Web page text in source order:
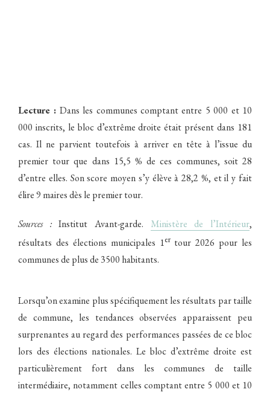
Lecture : Dans les communes comptant entre 5 000 et 10
000 inscrits, le bloc d’extrême droite était présent dans 181
cas. Il ne parvient toutefois à arriver en tête à l’issue du
premier tour que dans 15,5 % de ces communes, soit 28
d’entre elles. Son score moyen s’y élève à 28,2 %, et il y fait
élire 9 maires dès le premier tour.
Sources :Institut Avant-garde. Ministère de l’Intérieur,
résultats des élections municipales 1ertour 2026 pour les
communes de plus de 3500 habitants.
Lorsqu’on examine plus spécifiquement les résultats par taille
de commune, les tendances observées apparaissent peu
surprenantes au regard des performances passées de ce bloc
lors des élections nationales. Le bloc d’extrême droite est
particulièrement fort dans les communes de taille
intermédiaire, notamment celles comptant entre 5 000 et 10